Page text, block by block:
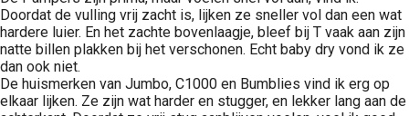
Doordat de vulling vrij zacht is, lijken ze sneller vol dan een wat
hardere luier. En het zachte bovenlaagje, bleef bij T vaak aan zijn
natte billen plakken bij het verschonen. Echt baby dry vond ik ze
dan ook niet.
De huismerken van Jumbo, C1000 en Bumblies vind ik erg op
elkaar lijken. Ze zijn wat harder en stugger, en lekker lang aan de